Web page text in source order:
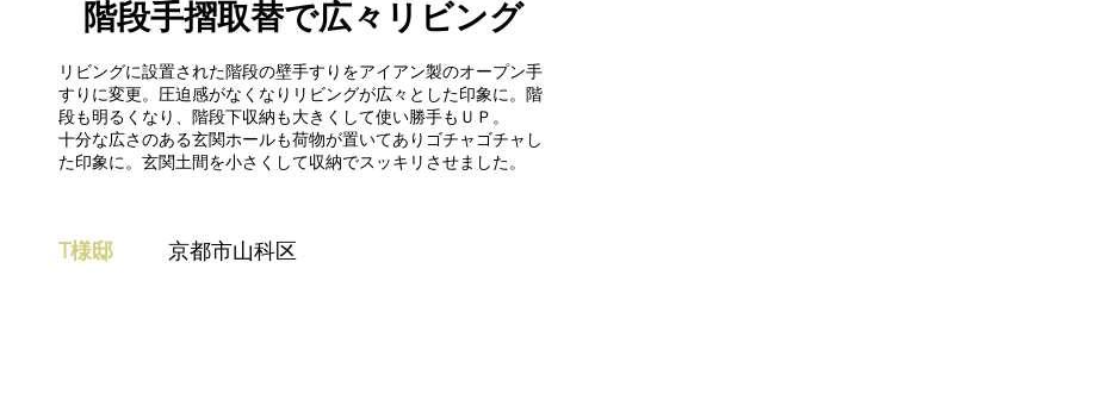
階段手摺取替で広々リビング
リビングに設置された階段の壁手すりをアイアン製のオープン手
すりに変更。圧迫感がなくなりリビングが広々とした印象に。階
段も明るくなり、階段下収納も大きくして使い勝手もＵＰ。
​十分な広さのある玄関ホールも荷物が置いてありゴチャゴチャし
た印象に。玄関土間を小さくして収納でスッキリさせました。
T様邸 京都市山科区